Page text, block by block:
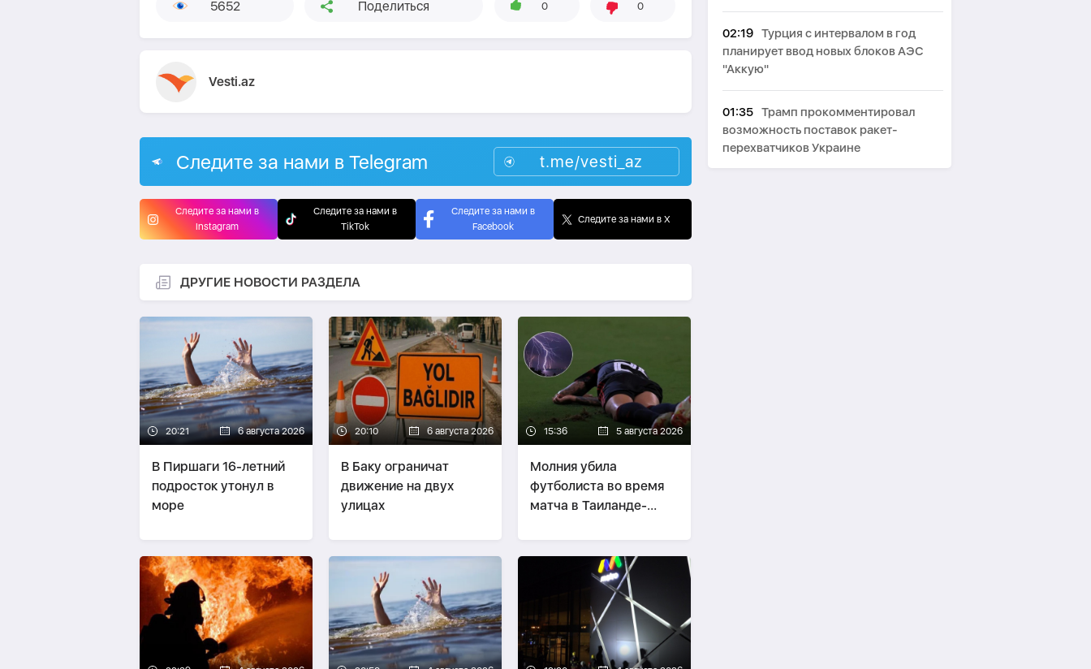
5652 Поделиться 0 0
Vesti.az
Следите за нами в Telegram t.me/vesti_az
Следите за нами в
Instagram
Следите за нами в
TikTok
Следите за нами в
Facebook
Следите за нами в X
ДРУГИЕ НОВОСТИ РАЗДЕЛА
20:21 6 августа 2026
В Пиршаги 16-летний
подросток утонул в
море
20:10 6 августа 2026
В Баку ограничат
движение на двух
улицах
15:36 5 августа 2026
Молния убила
футболиста во время
матча в Таиланде-
02:19 Турция с интервалом в год
планирует ввод новых блоков АЭС
"Аккую"
01:35 Трамп прокомментировал
возможность поставок ракет-
перехватчиков Украине